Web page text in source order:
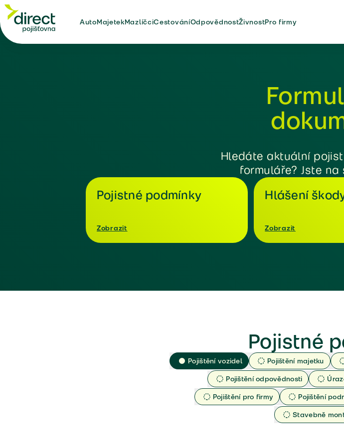
AutoMajetekMazlíčciCestováníOdpovědnostŽivnostPro firmy
Hledáte aktuální
formuláře? Jste
Pojistné podmínky
Zobrazit
Hlášení
Zobrazit
Pojistné
Pojištění vozidel Pojištění majetku
Pojištění odpovědnosti
Pojištění pro firmy
Pojištění
Stavebně